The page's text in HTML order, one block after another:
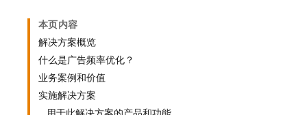
本页内容
解决方案概览
什么是广告频率优化？
业务案例和价值
实施解决方案